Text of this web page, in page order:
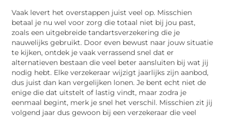
Vaak levert het overstappen juist veel op. Misschien
betaal je nu wel voor zorg die totaal niet bij jou past,
zoals een uitgebreide tandartsverzekering die je
nauwelijks gebruikt. Door even bewust naar jouw situatie
te kijken, ontdek je vaak verrassend snel dat er
alternatieven bestaan die veel beter aansluiten bij wat jij
nodig hebt. Elke verzekeraar wijzigt jaarlijks zijn aanbod,
dus juist dan kan vergelijken lonen. Je bent echt niet de
enige die dat uitstelt of lastig vindt, maar zodra je
eenmaal begint, merk je snel het verschil. Misschien zit jij
volgend jaar dus gewoon bij een verzekeraar die veel